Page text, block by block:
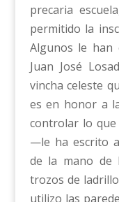
precaria
permitido la
Algunos le han
Juan José
vincha celeste
es en honor a
controlar lo que
—le ha escrito
de la mano de
trozos de
utilizo las